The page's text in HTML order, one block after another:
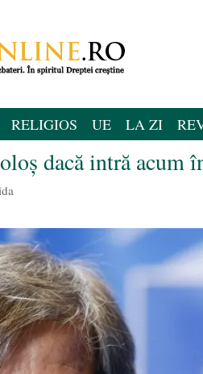
RELIGIOS UE LA ZI
dacă intră acum